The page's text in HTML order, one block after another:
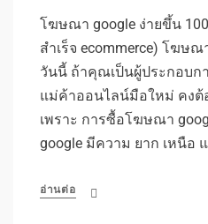
โฆษณา google ง่ายขึ้น
สำเร็จ ecommerce) โฆษ
วันนี้ ถ้าคุณเป็นผู้ประกอบก
แม่ค้าออนไลน์มือใหม่ คงต้
เพราะ การซื้อโฆษณา
google มีความ ยาก เหนือ
อ่านต่อ